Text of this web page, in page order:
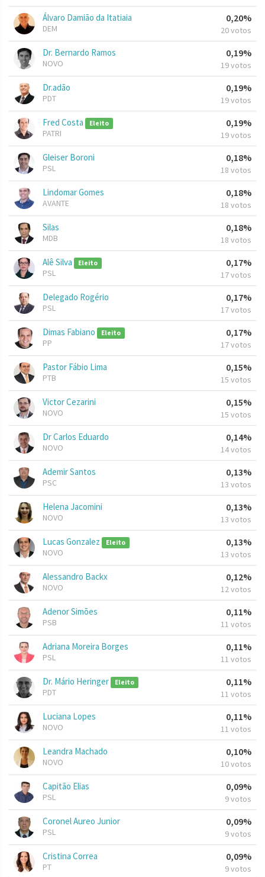
Álvaro Damião da Itatiaia
DEM
0,20%
20 votos
Dr. Bernardo Ramos
NOVO
0,19%
19 votos
Dr.adão
PDT
0,19%
19 votos
Fred Costa Eleito
PATRI
0,19%
19 votos
Gleiser Boroni
PSL
0,18%
18 votos
Lindomar Gomes
AVANTE
0,18%
18 votos
Silas
MDB
0,18%
18 votos
Alê Silva Eleito
PSL
0,17%
17 votos
Delegado Rogério
PSL
0,17%
17 votos
Dimas Fabiano Eleito
PP
0,17%
17 votos
Pastor Fábio Lima
PTB
0,15%
15 votos
Victor Cezarini
NOVO
0,15%
15 votos
Dr Carlos Eduardo
NOVO
0,14%
14 votos
Ademir Santos
PSC
0,13%
13 votos
Helena Jacomini
NOVO
0,13%
13 votos
Lucas Gonzalez Eleito
NOVO
0,13%
13 votos
Alessandro Backx
NOVO
0,12%
12 votos
Adenor Simões
PSB
0,11%
11 votos
Adriana Moreira Borges
PSL
0,11%
11 votos
Dr. Mário Heringer Eleito
PDT
0,11%
11 votos
Luciana Lopes
NOVO
0,11%
11 votos
Leandra Machado
NOVO
0,10%
10 votos
Capitão Elias
PSL
0,09%
9 votos
Coronel Aureo Junior
PSL
0,09%
9 votos
Cristina Correa
PT
0,09%
9 votos